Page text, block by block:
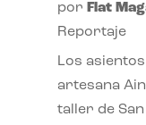
por Flat
Reportaje
Los
artesana
taller de